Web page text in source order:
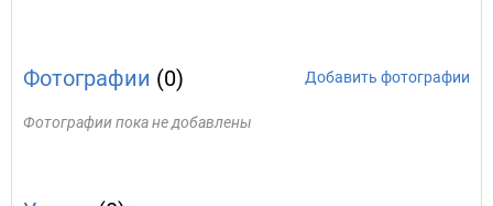
Фотографии (0) Добавить фотографии
Фотографии пока не добавлены